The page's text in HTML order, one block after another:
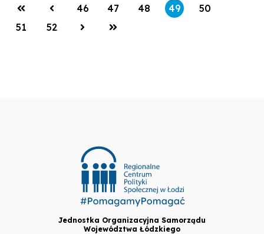
PIERWSZA_STRONA
POPRZEDNIA_STRONA
STRONA
46 STRONA
47 STRONA
48 STRONA
49 STRONA
50
STRONA
51 STRONA
52 NASTEPNA_STRONA
Jednostka Organizacyjna Samorządu
Województwa Łódzkiego